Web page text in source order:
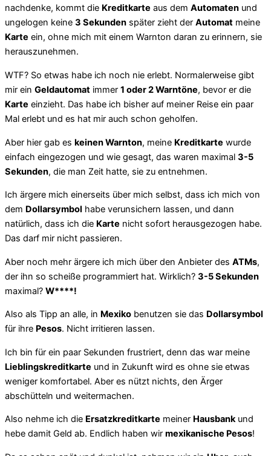
nachdenke, kommt die Kreditkarte aus dem Automaten und
ungelogen keine 3 Sekunden später zieht der Automat meine
Karte ein, ohne mich mit einem Warnton daran zu erinnern, sie
herauszunehmen.
WTF? So etwas habe ich noch nie erlebt. Normalerweise gibt
mir ein Geldautomat immer 1 oder 2 Warntöne, bevor er die
Karte einzieht. Das habe ich bisher auf meiner Reise ein paar
Mal erlebt und es hat mir auch schon geholfen.
Aber hier gab es keinen Warnton, meine Kreditkarte wurde
einfach eingezogen und wie gesagt, das waren maximal 3-5
Sekunden, die man Zeit hatte, sie zu entnehmen.
Ich ärgere mich einerseits über mich selbst, dass ich mich von
dem Dollarsymbol habe verunsichern lassen, und dann
natürlich, dass ich die Karte nicht sofort herausgezogen habe.
Das darf mir nicht passieren.
Aber noch mehr ärgere ich mich über den Anbieter des ATMs,
der ihn so scheiße programmiert hat. Wirklich? 3-5 Sekunden
maximal? W****!
Also als Tipp an alle, in Mexiko benutzen sie das Dollarsymbol
für ihre Pesos. Nicht irritieren lassen.
Ich bin für ein paar Sekunden frustriert, denn das war meine
Lieblingskreditkarte und in Zukunft wird es ohne sie etwas
weniger komfortabel. Aber es nützt nichts, den Ärger
abschütteln und weitermachen.
Also nehme ich die Ersatzkreditkarte meiner Hausbankund
hebe damit Geld ab. Endlich haben wir mexikanische Pesos!